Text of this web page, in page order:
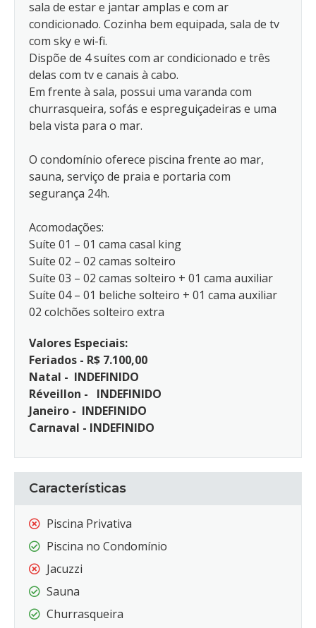
sala de estar e jantar amplas e com ar
condicionado. Cozinha bem equipada, sala de tv
com sky e wi-fi.
Dispõe de 4 suítes com ar condicionado e três
delas com tv e canais à cabo.
Em frente à sala, possui uma varanda com
churrasqueira, sofás e espreguiçadeiras e uma
bela vista para o mar.
O condomínio oferece piscina frente ao mar,
sauna, serviço de praia e portaria com
segurança 24h.
Acomodações:
Suíte 01 – 01 cama casal king
Suíte 02 – 02 camas solteiro
Suíte 03 – 02 camas solteiro + 01 cama auxiliar
Suíte 04 – 01 beliche solteiro + 01 cama auxiliar
02 colchões solteiro extra
Valores Especiais:
Feriados - R$ 7.100,00
Natal - INDEFINIDO
Réveillon - INDEFINIDO
Janeiro - INDEFINIDO
Carnaval - INDEFINIDO
Características
Piscina Privativa
Piscina no Condomínio
Jacuzzi
Sauna
Churrasqueira